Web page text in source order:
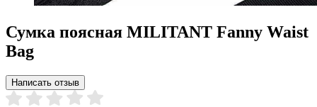
Сумка поясная MILITANT Fanny Waist
Bag
Написать отзыв